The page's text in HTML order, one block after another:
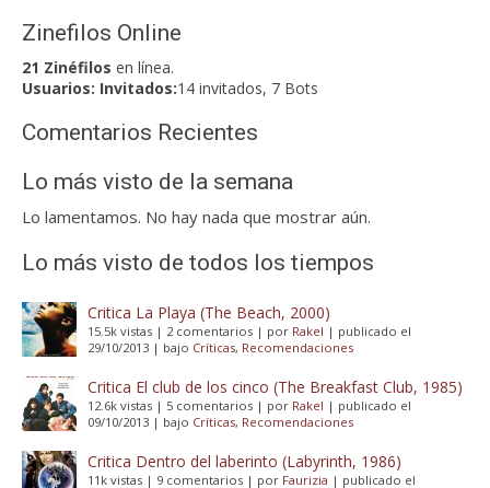
Zinefilos Online
21 Zinéfilos en línea.
Usuarios: Invitados:14 invitados, 7 Bots
Comentarios Recientes
Lo más visto de la semana
Lo lamentamos. No hay nada que mostrar aún.
Lo más visto de todos los tiempos
Critica La Playa (The Beach, 2000)
15.5k vistas | 2 comentarios | por Rakel | publicado el
29/10/2013 | bajo Críticas, Recomendaciones
Critica El club de los cinco (The Breakfast Club, 1985)
12.6k vistas | 5 comentarios | por Rakel | publicado el
09/10/2013 | bajo Críticas, Recomendaciones
Critica Dentro del laberinto (Labyrinth, 1986)
11k vistas | 9 comentarios | por Faurizia | publicado el